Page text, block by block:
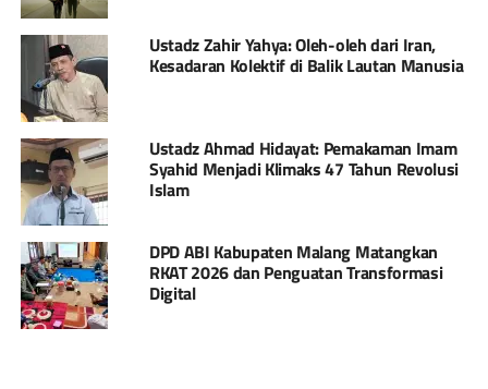
Ustadz Zahir Yahya: Oleh-oleh dari Iran,
Kesadaran Kolektif di Balik Lautan Manusia
Ustadz Ahmad Hidayat: Pemakaman Imam
Syahid Menjadi Klimaks 47 Tahun Revolusi
Islam
DPD ABI Kabupaten Malang Matangkan
RKAT 2026 dan Penguatan Transformasi
Digital